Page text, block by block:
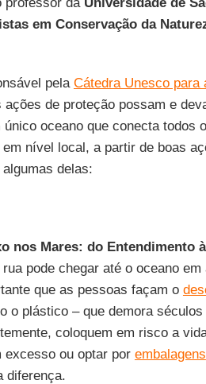
em Conservação da
pela Cátedra Unesco para
de proteção possam e
oceano que conecta todos
nível local, a partir de boas
delas:
nos Mares: do Entendimento à
pode chegar até o oceano em
que as pessoas façam o
o plástico – que demora séculos
coloquem em risco a
excesso ou optar por embalagens
diferença.